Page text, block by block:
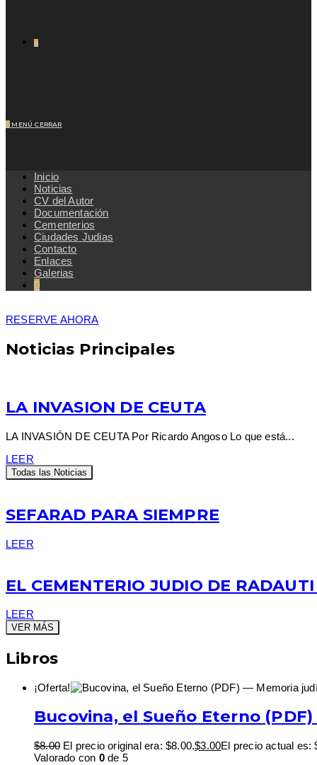
0
0 MENÚ CERRAR
Inicio
Noticias
CV del Autor
Documentación
Cementerios
Ciudades Judias
Contacto
Enlaces
Galerias
0
RESERVE AHORA
Noticias Principales
LA INVASION DE CEUTA
LA INVASIÓN DE CEUTA Por Ricardo Angoso Lo que está...
LEER
Todas las Noticias
SEFARAD PARA SIEMPRE
LEER
EL CEMENTERIO JUDIO DE
LEER
VER MÁS
Libros
¡Oferta!
Bucovina, el Sueño Eterno
$8.00 El precio original era: $8.00.$3.00El precio actual es:
Valorado con 0de 5